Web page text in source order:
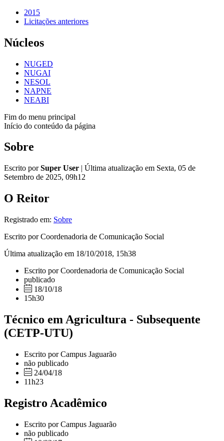
2015
Licitações anteriores
Núcleos
NUGED
NUGAI
NESOL
NAPNE
NEABI
Fim do menu principal
Início do conteúdo da página
Sobre
Escrito porSuper User | Última atualização em Sexta, 05 de
Setembro de 2025, 09h12
O Reitor
Registrado em: Sobre
Escrito por Coordenadoria de Comunicação Social
Última atualização em 18/10/2018, 15h38
Escrito por Coordenadoria de Comunicação Social
publicado
18/10/18
15h30
Técnico em Agricultura - Subsequente
(CETP-UTU)
Escrito por Campus Jaguarão
não publicado
24/04/18
11h23
Registro Acadêmico
Escrito por Campus Jaguarão
não publicado